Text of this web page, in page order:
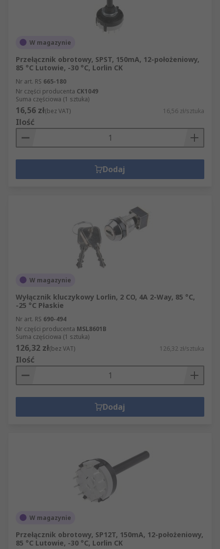
W magazynie
Przełącznik obrotowy, SPST, 150mA, 12-położeniowy,
85 °C Lutowie, -30 °C, Lorlin CK
Nr art. RS 665-180
Nr części producenta CK1049
Suma częściowa (1 sztuka)
16,56 zł(bez VAT) 16,56 zł/sztuka
Ilość
Dodaj
W magazynie
Wyłącznik kluczykowy Lorlin, 2 CO, 4A 2-Way, 85 °C,
-25 °C Płaskie
Nr art. RS 690-494
Nr części producenta MSL8601B
Suma częściowa (1 sztuka)
126,32 zł(bez VAT) 126,32 zł/sztuka
Ilość
Dodaj
W magazynie
Przełącznik obrotowy, SP12T, 150mA, 12-położeniowy,
85 °C Lutowie, -30 °C, Lorlin CK